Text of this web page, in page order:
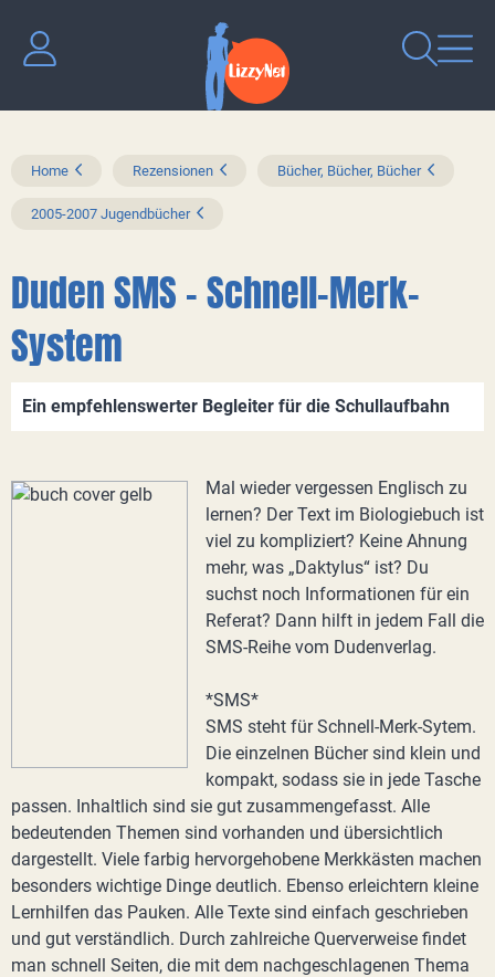
Home Rezensionen Bücher, Bücher, Bücher
2005-2007 Jugendbücher
Duden SMS – Schnell-Merk-
System
Ein empfehlenswerter Begleiter für die Schullaufbahn
Mal wieder vergessen Englisch zu
lernen? Der Text im Biologiebuch ist
viel zu kompliziert? Keine Ahnung
mehr, was „Daktylus“ ist? Du
suchst noch Informationen für ein
Referat? Dann hilft in jedem Fall die
SMS-Reihe vom Dudenverlag.
*SMS*
SMS steht für Schnell-Merk-Sytem.
Die einzelnen Bücher sind klein und
kompakt, sodass sie in jede Tasche
passen. Inhaltlich sind sie gut zusammengefasst. Alle
bedeutenden Themen sind vorhanden und übersichtlich
dargestellt. Viele farbig hervorgehobene Merkkästen machen
besonders wichtige Dinge deutlich. Ebenso erleichtern kleine
Lernhilfen das Pauken. Alle Texte sind einfach geschrieben
und gut verständlich. Durch zahlreiche Querverweise findet
man schnell Seiten, die mit dem nachgeschlagenen Thema